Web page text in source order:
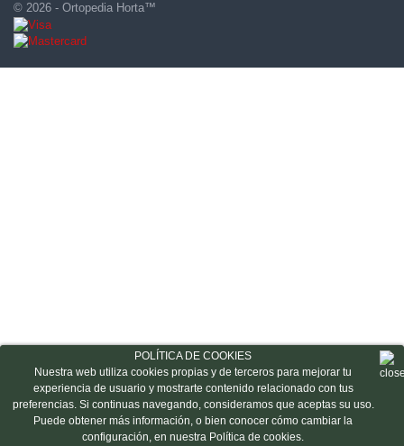
POLÍTICA DE COOKIES
Nuestra web utiliza cookies propias y de terceros para mejorar tu
experiencia de usuario y mostrarte contenido relacionado con tus
preferencias. Si continuas navegando, consideramos que aceptas su uso.
Puede obtener más información, o bien conocer cómo cambiar la
configuración, en nuestra Política de cookies.
© 2026 - Ortopedia Horta™